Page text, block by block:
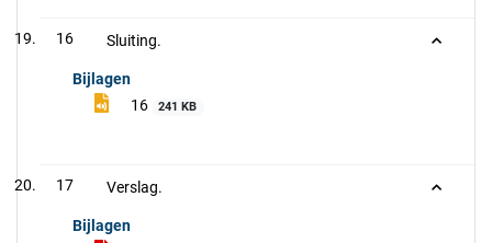
16 Sluiting.
Bijlagen
16
241 KB
17 Verslag.
Bijlagen